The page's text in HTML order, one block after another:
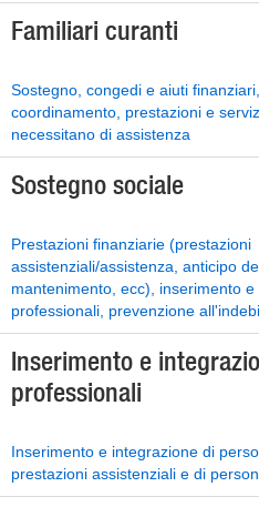
Familiari curanti
Sostegno, congedi e aiuti
coordinamento, prestazioni e
necessitano di assistenza
Sostegno sociale
Prestazioni finanziarie (prestazioni
assistenziali/assistenza, anticipo
mantenimento, ecc), inserimento
professionali, prevenzione
Inserimento e
professionali
Inserimento e integrazione di
prestazioni assistenziali e di